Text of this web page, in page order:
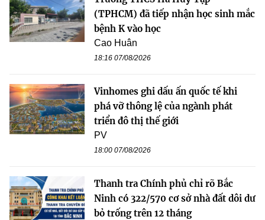
(TPHCM) đã tiếp nhận học sinh mắc
bệnh K vào học
Cao Huân
18:16 07/08/2026
Vinhomes ghi dấu ấn quốc tế khi
phá vỡ thông lệ của ngành phát
triển đô thị thế giới
PV
18:00 07/08/2026
Thanh tra Chính phủ chỉ rõ Bắc
Ninh có 322/570 cơ sở nhà đất dôi dư
bỏ trống trên 12 tháng